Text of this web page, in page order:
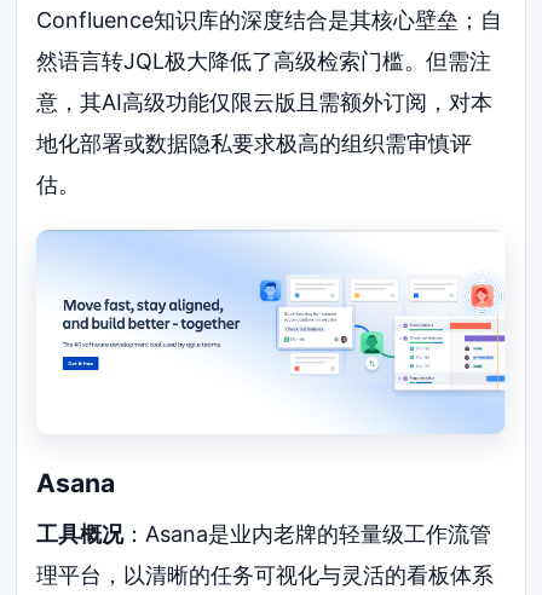
Confluence知识库的深度结合是其核心壁垒；自
然语言转JQL极大降低了高级检索门槛。但需注
意，其AI高级功能仅限云版且需额外订阅，对本
地化部署或数据隐私要求极高的组织需审慎评
估。
Asana
工具概况：Asana是业内老牌的轻量级工作流管
理平台，以清晰的任务可视化与灵活的看板体系